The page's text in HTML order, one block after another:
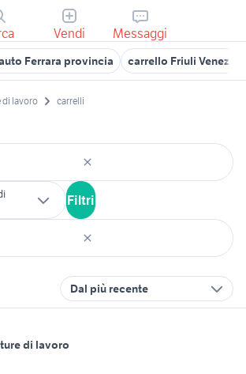
Vendi Messaggi
Ferrara provincia carrello Friuli Venezia
di lavoro carrelli
Filtri
Dal più recente
di lavoro